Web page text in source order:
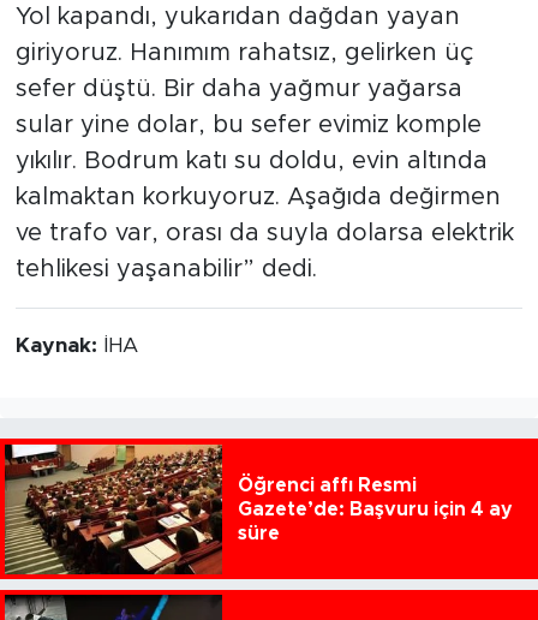
Yol kapandı, yukarıdan dağdan yayan
giriyoruz. Hanımım rahatsız, gelirken üç
sefer düştü. Bir daha yağmur yağarsa
sular yine dolar, bu sefer evimiz komple
yıkılır. Bodrum katı su doldu, evin altında
kalmaktan korkuyoruz. Aşağıda değirmen
ve trafo var, orası da suyla dolarsa elektrik
tehlikesi yaşanabilir” dedi.
Kaynak: İHA
Öğrenci affı Resmi
Gazete’de: Başvuru için 4 ay
süre